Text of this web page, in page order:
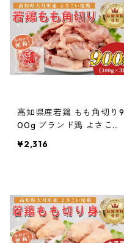
高知県産若鶏 もも角切り9
00g ブランド鶏 よさこい
¥2,316